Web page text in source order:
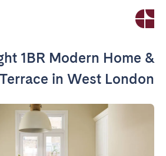
1BR Modern Home &
Terrace in West London